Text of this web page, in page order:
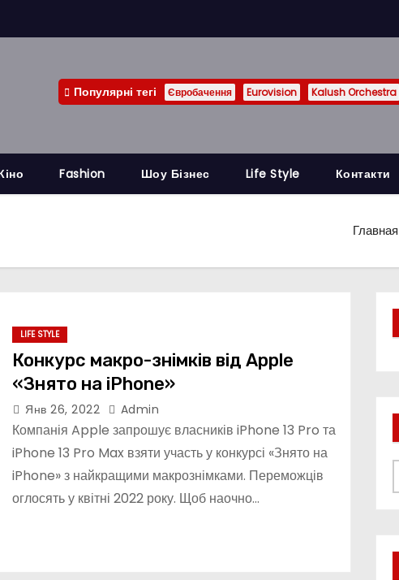
Популярні тегі Євробачення Eurovision Kalush Orchestra
Fashion Шоу Бізнес Life Style Контакти
Главная
LIFE STYLE
Конкурс макро-знімків від Apple
«Знято на iPhone»
Янв 26, 2022 Admin
Компанія Apple запрошує власників iPhone 13 Pro та
iPhone 13 Pro Max взяти участь у конкурсі «Знято на
iPhone» з найкращими макрознімками. Переможців
оглосять у квітні 2022 року. Щоб наочно…
у